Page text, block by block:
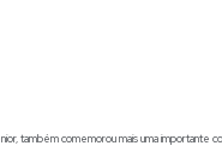
também comemorou mais uma importante